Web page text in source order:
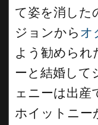
て姿を消した
ジョンから オ
よう勧められ
ーと結婚して
ェニーは出産
ホイットニー